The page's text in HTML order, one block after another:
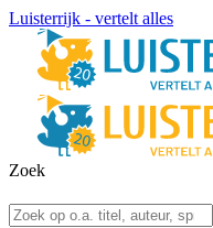
Luisterrijk - vertelt alles
Zoek